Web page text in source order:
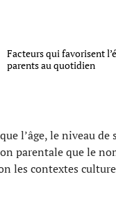
Facteurs qui favorisent
parents au quotidien
l’âge, le niveau
parentale que le
les contextes